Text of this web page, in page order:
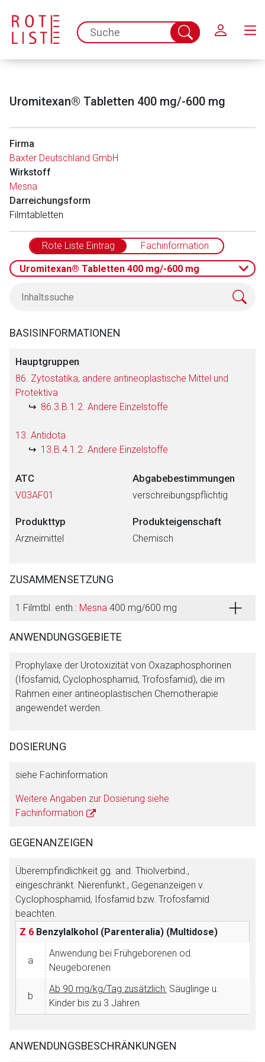
spc.search.input.placeholder
Suche
abschicken
Uromitexan® Tabletten 400 mg/-600 mg
Firma
Baxter Deutschland GmbH
Wirkstoff
Mesna
Darreichungsform
Filmtabletten
Rote Liste Eintrag Fachinformation
Uromitexan® Tabletten 400 mg/-600 mg
BASISINFORMATIONEN
Hauptgruppen
86. Zytostatika, andere antineoplastische Mittel und
Protektiva
86.3.B.1.2. Andere Einzelstoffe
13. Antidota
13.B.4.1.2. Andere Einzelstoffe
ATC
V03AF01
Abgabebestimmungen
verschreibungspflichtig
Produkttyp
Arzneimittel
Produkteigenschaft
Chemisch
ZUSAMMENSETZUNG
1 Filmtbl. enth.: Mesna 400 mg/600 mg
ANWENDUNGSGEBIETE
Prophylaxe der Urotoxizität von Oxazaphosphorinen
(Ifosfamid, Cyclophosphamid, Trofosfamid), die im
Rahmen einer antineoplastischen Chemotherapie
angewendet werden.
DOSIERUNG
siehe Fachinformation
Weitere Angaben zur Dosierung siehe
Fachinformation
GEGENANZEIGEN
Überempfindlichkeit gg. and. Thiolverbind.,
eingeschränkt. Nierenfunkt., Gegenanzeigen v.
Cyclophosphamid, Ifosfamid bzw. Trofosfamid
beachten.
Z 6 Benzylalkohol (Parenteralia) (Multidose)
a
Anwendung bei Frühgeborenen od.
Neugeborenen
b
Ab 90 mg/kg/Tag zusätzlich: Säuglinge u.
Kinder bis zu 3 Jahren
ANWENDUNGSBESCHRÄNKUNGEN